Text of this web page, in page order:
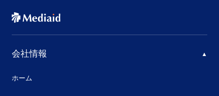
会社情報
ホーム